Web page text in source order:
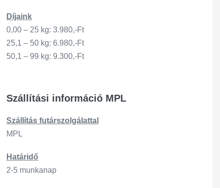
Díjaink
0,00 – 25 kg: 3.980,-Ft
25,1 – 50 kg: 6.980,-Ft
50,1 – 99 kg: 9.300,-Ft
Szállítási információ MPL
Szállítás futárszo lgálattal
MPL
Határidő
2-5 munkanap